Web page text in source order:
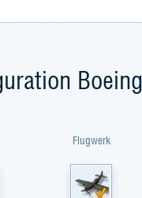
Flugwerk